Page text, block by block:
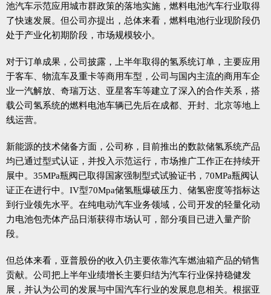
池汽车示范应用城市群政策的落地实施，燃料电池汽车行业取得
了快速发展。但公司亦提出，总体来看，燃料电池行业现阶段仍
处于产业化初期阶段，市场规模较小。
对于订单成果，公司披露，上半年取得的氢系统订单，主要应用
于客车、物流车及重卡等商用车型，公司与国内主流的商用车企
业一汽解放、奇瑞万达、亚星客车等建立了深入的合作关系，搭
载公司氢系统的燃料电池车辆已先后在成都、开封、北京等地上
线运营。
新能源的技术储备方面，公司称，目前推出的数款储氢系统产品
均已通过型式认证，并投入示范运行，市场推广工作正在持续开
展中。35MPa瓶阀已取得国家强制型式试验证书，70MPa瓶阀认
证正在进行中。IV型70Mpa储氢瓶爆破压力、储氢密度等指标达
到行业领先水平。在纯电动汽车业务领域，公司开发的轻量化动
力电池包壳体产品日渐获得市场认可，部分项目已进入量产阶
段。
但总体来看，亚普股份的收入仍主要依靠汽车燃油箱产品的销售
贡献。公司把上半年业绩增长主要归结为汽车行业保持稳健发
展，并认为公司的发展与中国汽车行业的发展息息相关。根据亚